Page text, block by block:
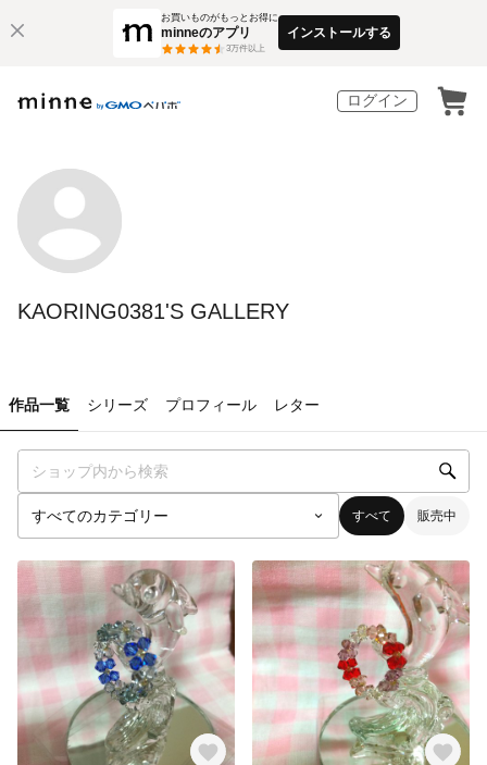
お買いものがもっとお得に
minneのアプリ
3万件以上
インストールする
ログイン
KAORING0381'S GALLERY
作品一覧 シリーズ プロフィール レター
すべて 販売中